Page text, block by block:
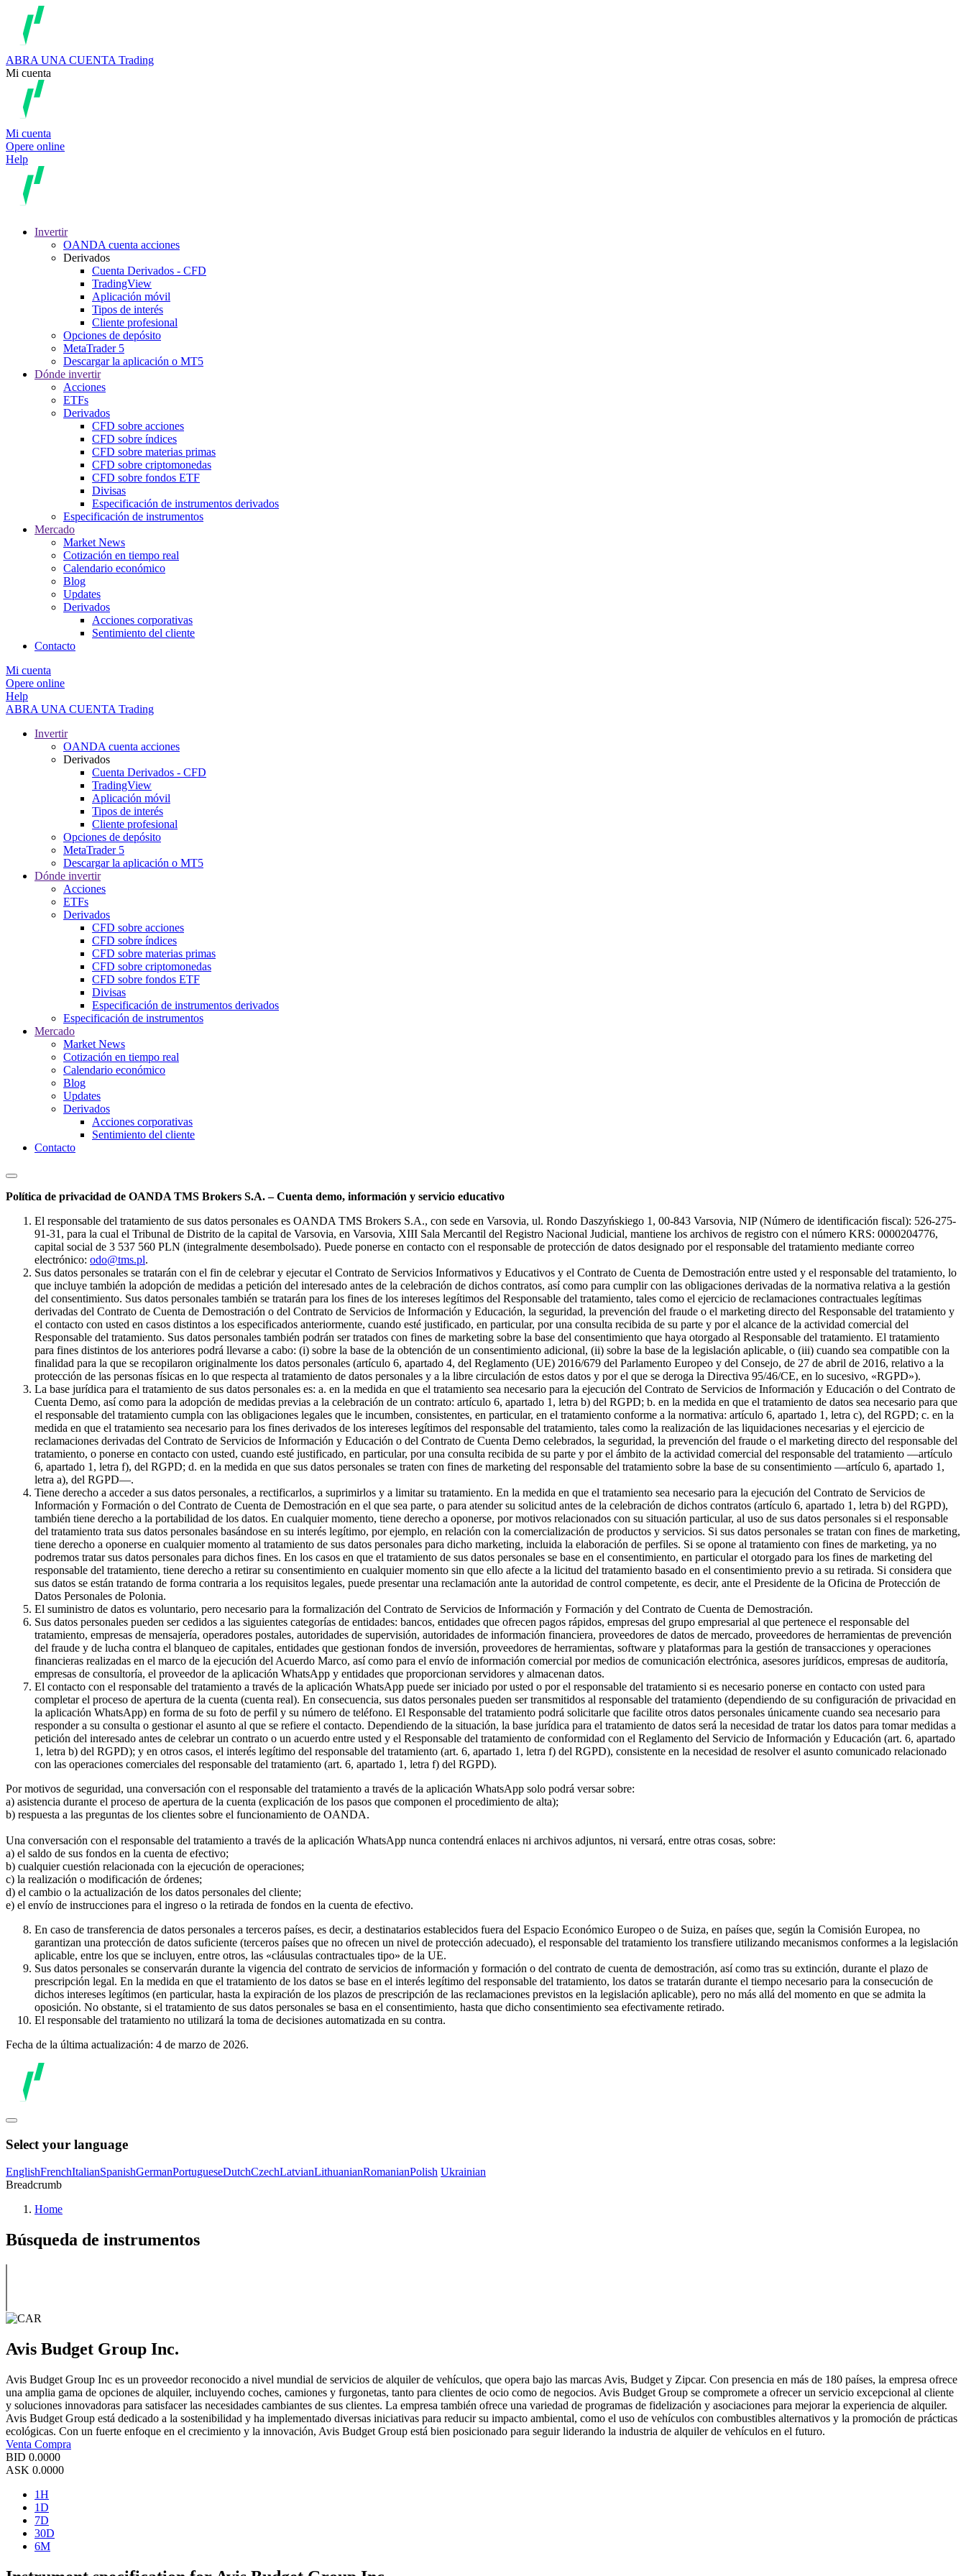
ABRA UNA CUENTA Trading
Mi cuenta
Mi cuenta
Opere online
Help
Invertir
OANDA cuenta acciones
Derivados
Cuenta Derivados - CFD
TradingView
Aplicación móvil
Tipos de interés
Cliente profesional
Opciones de depósito
MetaTrader 5
Descargar la aplicación o MT5
Dónde invertir
Acciones
ETFs
Derivados
CFD sobre acciones
CFD sobre índices
CFD sobre materias primas
CFD sobre criptomonedas
CFD sobre fondos ETF
Divisas
Especificación de instrumentos derivados
Especificación de instrumentos
Mercado
Market News
Cotización en tiempo real
Calendario económico
Blog
Updates
Derivados
Acciones corporativas
Sentimiento del cliente
Contacto
Mi cuenta
Opere online
Help
ABRA UNA CUENTA Trading
Invertir
OANDA cuenta acciones
Derivados
Cuenta Derivados - CFD
TradingView
Aplicación móvil
Tipos de interés
Cliente profesional
Opciones de depósito
MetaTrader 5
Descargar la aplicación o MT5
Dónde invertir
Acciones
ETFs
Derivados
CFD sobre acciones
CFD sobre índices
CFD sobre materias primas
CFD sobre criptomonedas
CFD sobre fondos ETF
Divisas
Especificación de instrumentos derivados
Especificación de instrumentos
Mercado
Market News
Cotización en tiempo real
Calendario económico
Blog
Updates
Derivados
Acciones corporativas
Sentimiento del cliente
Contacto
Política de privacidad de OANDA TMS Brokers S.A. – Cuenta demo, información y servicio educativo
El responsable del tratamiento de sus datos personales es OANDA TMS Brokers S.A., con sede en Varsovia, ul. Rondo Daszyńskiego 1, 00-843 Varsovia, NIP (Número de identificación fiscal): 526-275-
91-31, para la cual el Tribunal de Distrito de la capital de Varsovia, en Varsovia, XIII Sala Mercantil del Registro Nacional Judicial, mantiene los archivos de registro con el número KRS: 0000204776,
capital social de 3 537 560 PLN (integralmente desembolsado). Puede ponerse en contacto con el responsable de protección de datos designado por el responsable del tratamiento mediante correo
electrónico: odo@tms.pl.
Sus datos personales se tratarán con el fin de celebrar y ejecutar el Contrato de Servicios Informativos y Educativos y el Contrato de Cuenta de Demostración entre usted y el responsable del tratamiento, lo
que incluye también la adopción de medidas a petición del interesado antes de la celebración de dichos contratos, así como para cumplir con las obligaciones derivadas de la normativa relativa a la gestión
del consentimiento. Sus datos personales también se tratarán para los fines de los intereses legítimos del Responsable del tratamiento, tales como el ejercicio de reclamaciones contractuales legítimas
derivadas del Contrato de Cuenta de Demostración o del Contrato de Servicios de Información y Educación, la seguridad, la prevención del fraude o el marketing directo del Responsable del tratamiento y
el contacto con usted en casos distintos a los especificados anteriormente, cuando esté justificado, en particular, por una consulta recibida de su parte y por el alcance de la actividad comercial del
Responsable del tratamiento. Sus datos personales también podrán ser tratados con fines de marketing sobre la base del consentimiento que haya otorgado al Responsable del tratamiento. El tratamiento
para fines distintos de los anteriores podrá llevarse a cabo: (i) sobre la base de la obtención de un consentimiento adicional, (ii) sobre la base de la legislación aplicable, o (iii) cuando sea compatible con la
finalidad para la que se recopilaron originalmente los datos personales (artículo 6, apartado 4, del Reglamento (UE) 2016/679 del Parlamento Europeo y del Consejo, de 27 de abril de 2016, relativo a la
protección de las personas físicas en lo que respecta al tratamiento de datos personales y a la libre circulación de estos datos y por el que se deroga la Directiva 95/46/CE, en lo sucesivo, «RGPD»).
La base jurídica para el tratamiento de sus datos personales es: a. en la medida en que el tratamiento sea necesario para la ejecución del Contrato de Servicios de Información y Educación o del Contrato de
Cuenta Demo, así como para la adopción de medidas previas a la celebración de un contrato: artículo 6, apartado 1, letra b) del RGPD; b. en la medida en que el tratamiento de datos sea necesario para que
el responsable del tratamiento cumpla con las obligaciones legales que le incumben, consistentes, en particular, en el tratamiento conforme a la normativa: artículo 6, apartado 1, letra c), del RGPD; c. en la
medida en que el tratamiento sea necesario para los fines derivados de los intereses legítimos del responsable del tratamiento, tales como la realización de las liquidaciones necesarias y el ejercicio de
reclamaciones derivadas del Contrato de Servicios de Información y Educación o del Contrato de Cuenta Demo celebrados, la seguridad, la prevención del fraude o el marketing directo del responsable del
tratamiento, o ponerse en contacto con usted, cuando esté justificado, en particular, por una consulta recibida de su parte y por el ámbito de la actividad comercial del responsable del tratamiento —artículo
6, apartado 1, letra f), del RGPD; d. en la medida en que sus datos personales se traten con fines de marketing del responsable del tratamiento sobre la base de su consentimiento —artículo 6, apartado 1,
letra a), del RGPD—.
Tiene derecho a acceder a sus datos personales, a rectificarlos, a suprimirlos y a limitar su tratamiento. En la medida en que el tratamiento sea necesario para la ejecución del Contrato de Servicios de
Información y Formación o del Contrato de Cuenta de Demostración en el que sea parte, o para atender su solicitud antes de la celebración de dichos contratos (artículo 6, apartado 1, letra b) del RGPD),
también tiene derecho a la portabilidad de los datos. En cualquier momento, tiene derecho a oponerse, por motivos relacionados con su situación particular, al uso de sus datos personales si el responsable
del tratamiento trata sus datos personales basándose en su interés legítimo, por ejemplo, en relación con la comercialización de productos y servicios. Si sus datos personales se tratan con fines de marketing,
tiene derecho a oponerse en cualquier momento al tratamiento de sus datos personales para dicho marketing, incluida la elaboración de perfiles. Si se opone al tratamiento con fines de marketing, ya no
podremos tratar sus datos personales para dichos fines. En los casos en que el tratamiento de sus datos personales se base en el consentimiento, en particular el otorgado para los fines de marketing del
responsable del tratamiento, tiene derecho a retirar su consentimiento en cualquier momento sin que ello afecte a la licitud del tratamiento basado en el consentimiento previo a su retirada. Si considera que
sus datos se están tratando de forma contraria a los requisitos legales, puede presentar una reclamación ante la autoridad de control competente, es decir, ante el Presidente de la Oficina de Protección de
Datos Personales de Polonia.
El suministro de datos es voluntario, pero necesario para la formalización del Contrato de Servicios de Información y Formación y del Contrato de Cuenta de Demostración.
Sus datos personales pueden ser cedidos a las siguientes categorías de entidades: bancos, entidades que ofrecen pagos rápidos, empresas del grupo empresarial al que pertenece el responsable del
tratamiento, empresas de mensajería, operadores postales, autoridades de supervisión, autoridades de información financiera, proveedores de datos de mercado, proveedores de herramientas de prevención
del fraude y de lucha contra el blanqueo de capitales, entidades que gestionan fondos de inversión, proveedores de herramientas, software y plataformas para la gestión de transacciones y operaciones
financieras realizadas en el marco de la ejecución del Acuerdo Marco, así como para el envío de información comercial por medios de comunicación electrónica, asesores jurídicos, empresas de auditoría,
empresas de consultoría, el proveedor de la aplicación WhatsApp y entidades que proporcionan servidores y almacenan datos.
El contacto con el responsable del tratamiento a través de la aplicación WhatsApp puede ser iniciado por usted o por el responsable del tratamiento si es necesario ponerse en contacto con usted para
completar el proceso de apertura de la cuenta (cuenta real). En consecuencia, sus datos personales pueden ser transmitidos al responsable del tratamiento (dependiendo de su configuración de privacidad en
la aplicación WhatsApp) en forma de su foto de perfil y su número de teléfono. El Responsable del tratamiento podrá solicitarle que facilite otros datos personales únicamente cuando sea necesario para
responder a su consulta o gestionar el asunto al que se refiere el contacto. Dependiendo de la situación, la base jurídica para el tratamiento de datos será la necesidad de tratar los datos para tomar medidas a
petición del interesado antes de celebrar un contrato o un acuerdo entre usted y el Responsable del tratamiento de conformidad con el Reglamento del Servicio de Información y Educación (art. 6, apartado
1, letra b) del RGPD); y en otros casos, el interés legítimo del responsable del tratamiento (art. 6, apartado 1, letra f) del RGPD), consistente en la necesidad de resolver el asunto comunicado relacionado
con las operaciones comerciales del responsable del tratamiento (art. 6, apartado 1, letra f) del RGPD).
Por motivos de seguridad, una conversación con el responsable del tratamiento a través de la aplicación WhatsApp solo podrá versar sobre:
a) asistencia durante el proceso de apertura de la cuenta (explicación de los pasos que componen el procedimiento de alta);
b) respuesta a las preguntas de los clientes sobre el funcionamiento de OANDA.
Una conversación con el responsable del tratamiento a través de la aplicación WhatsApp nunca contendrá enlaces ni archivos adjuntos, ni versará, entre otras cosas, sobre:
a) el saldo de sus fondos en la cuenta de efectivo;
b) cualquier cuestión relacionada con la ejecución de operaciones;
c) la realización o modificación de órdenes;
d) el cambio o la actualización de los datos personales del cliente;
e) el envío de instrucciones para el ingreso o la retirada de fondos en la cuenta de efectivo.
En caso de transferencia de datos personales a terceros países, es decir, a destinatarios establecidos fuera del Espacio Económico Europeo o de Suiza, en países que, según la Comisión Europea, no
garantizan una protección de datos suficiente (terceros países que no ofrecen un nivel de protección adecuado), el responsable del tratamiento los transfiere utilizando mecanismos conformes a la legislación
aplicable, entre los que se incluyen, entre otros, las «cláusulas contractuales tipo» de la UE.
Sus datos personales se conservarán durante la vigencia del contrato de servicios de información y formación o del contrato de cuenta de demostración, así como tras su extinción, durante el plazo de
prescripción legal. En la medida en que el tratamiento de los datos se base en el interés legítimo del responsable del tratamiento, los datos se tratarán durante el tiempo necesario para la consecución de
dichos intereses legítimos (en particular, hasta la expiración de los plazos de prescripción de las reclamaciones previstos en la legislación aplicable), pero no más allá del momento en que se admita la
oposición. No obstante, si el tratamiento de sus datos personales se basa en el consentimiento, hasta que dicho consentimiento sea efectivamente retirado.
El responsable del tratamiento no utilizará la toma de decisiones automatizada en su contra.
Fecha de la última actualización: 4 de marzo de 2026.
Select your language
EnglishFrenchItalianSpanishGermanPortugueseDutchCzechLatvianLithuanianRomanianPolish Ukrainian
Breadcrumb
Home
Búsqueda de instrumentos
Avis Budget Group Inc.
Avis Budget Group Inc es un proveedor reconocido a nivel mundial de servicios de alquiler de vehículos, que opera bajo las marcas Avis, Budget y Zipcar. Con presencia en más de 180 países, la empresa ofrece
una amplia gama de opciones de alquiler, incluyendo coches, camiones y furgonetas, tanto para clientes de ocio como de negocios. Avis Budget Group se compromete a ofrecer un servicio excepcional al cliente
y soluciones innovadoras para satisfacer las necesidades cambiantes de sus clientes. La empresa también ofrece una variedad de programas de fidelización y asociaciones para mejorar la experiencia de alquiler.
Avis Budget Group está dedicado a la sostenibilidad y ha implementado diversas iniciativas para reducir su impacto ambiental, como el uso de vehículos con combustibles alternativos y la promoción de prácticas
ecológicas. Con un fuerte enfoque en el crecimiento y la innovación, Avis Budget Group está bien posicionado para seguir liderando la industria de alquiler de vehículos en el futuro.
Venta Compra
BID 0.0000
ASK 0.0000
1H
1D
7D
30D
6M